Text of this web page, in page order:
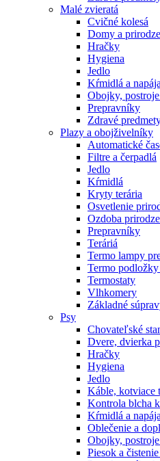
Malé zvieratá
Cvičné kolesá
Domy a
Hračky
Hygiena
Jedlo
Kŕmidlá a
Obojky,
Prepravníky
Zdravé
Plazy a obojživelníky
Automatické
Filtre a čerpadlá
Jedlo
Kŕmidlá
Kryty terária
Osvetlenie
Ozdoba
Prepravníky
Teráriá
Termo lampy
Termo podložky
Termostaty
Vlhkomery
Základné
Psy
Chovateľské
Dvere, dvierka
Hračky
Hygiena
Jedlo
Káble, kotviace
Kontrola blcha
Kŕmidlá a
Oblečenie a
Obojky,
Piesok a